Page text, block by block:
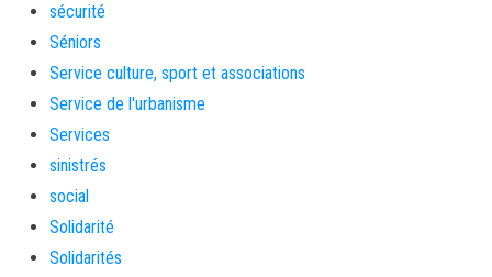
sécurité
Séniors
Service culture, sport et associations
Service de l'urbanisme
Services
sinistrés
social
Solidarité
Solidarités